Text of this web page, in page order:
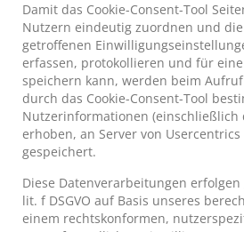
Damit das Cookie-Consent-Tool
Nutzern eindeutig zuordnen und
getroffenen
erfassen, protokollieren und für
speichern kann, werden beim
durch das Cookie-Consent-Tool
Nutzerinformationen (einschließlich
erhoben, an Server von
gespeichert.
Diese Datenverarbeitungen erfolgen
lit. f DSGVO auf Basis unseres
einem rechtskonformen,